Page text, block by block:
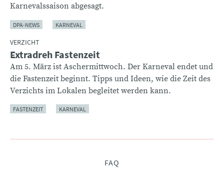
Karnevalssaison abgesagt.
DPA-NEWS KARNEVAL
VERZICHT
Extradreh Fastenzeit
Am 5. März ist Aschermittwoch. Der Karneval endet und
die Fastenzeit beginnt. Tipps und Ideen, wie die Zeit des
Verzichts im Lokalen begleitet werden kann.
FASTENZEIT KARNEVAL
FAQ